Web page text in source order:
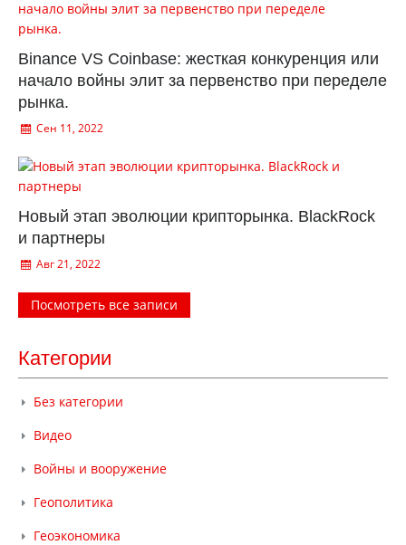
Binance VS Coinbase: жесткая конкуренция или
начало войны элит за первенство при переделе
рынка.
Сен 11, 2022
Новый этап эволюции крипторынка. BlackRock
и партнеры
Авг 21, 2022
Посмотреть все записи
Категории
Без категории
Видео
Войны и вооружение
Геополитика
Геоэкономика